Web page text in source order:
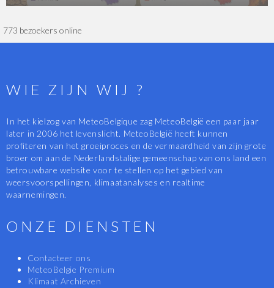
773 bezoekers online
WIE ZIJN WIJ ?
In het kielzog van MeteoBelgique zag MeteoBelgië een paar jaar
later in 2006 het levenslicht. MeteoBelgië heeft kunnen
profiteren van het groeiproces en de vermaardheid van zijn grote
broer om aan de Nederlandstalige gemeenschap van ons land een
betrouwbare website voor te stellen op het gebied van
weersvoorspellingen, klimaatanalyses en realtime
waarnemingen.
ONZE DIENSTEN
Contacteer ons
MeteoBelgie Premium
Klimaat Archieven